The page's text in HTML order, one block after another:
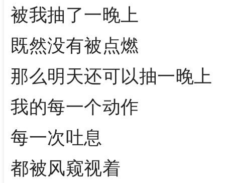
被我抽了一晚上
既然没有被点燃
那么明天还可以抽一晚上
我的每一个动作
每一次吐息
都被风窥视着